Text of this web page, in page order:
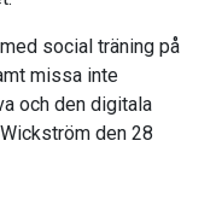
social träning på
missa inte
och den digitala
den 28